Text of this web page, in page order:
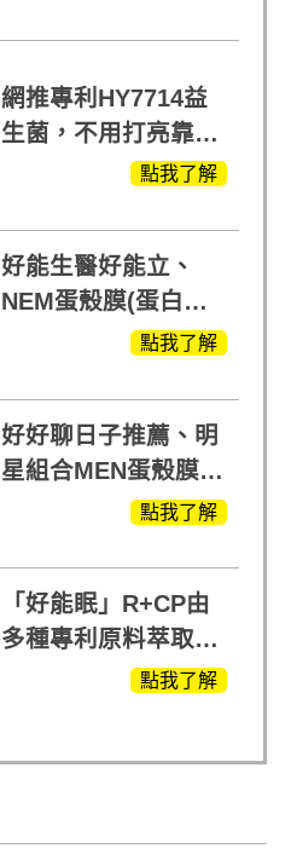
網推專利HY7714益
生菌，不用打亮靠養
點我了解
好能生醫好能立、
NEM蛋殼膜(蛋白聚
醣)關鍵配方，厲害其
點我了解
好好聊日子推薦、明
星組合MEN蛋殼膜
(蛋白聚醣)+UCII，超
點我了解
「好能眠」R+CP由
多種專利原料萃取、
白鳳豆、羅布麻、西
點我了解